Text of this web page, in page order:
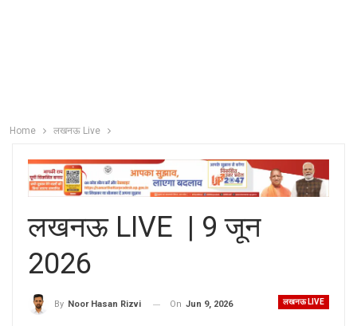
Home लखनऊ Live
लखनऊ LIVE | 9 जून
2026
लखनऊ LIVE
By Noor Hasan Rizvi On Jun 9, 2026